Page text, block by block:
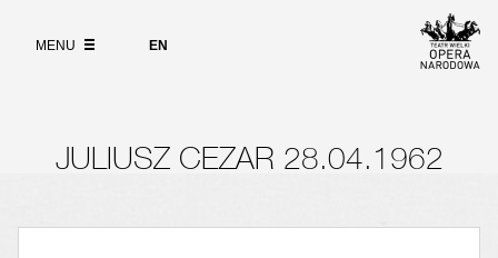
EN
MENU
JULIUSZ CEZAR 28.04.1962